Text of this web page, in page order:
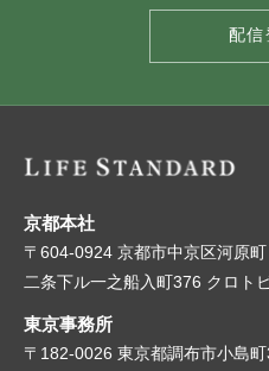
京都本社
〒604-0924 京都市中京区河原町
二条下ル一之船入町376 クロト
東京事務所
〒182-0026 東京都調布市小島